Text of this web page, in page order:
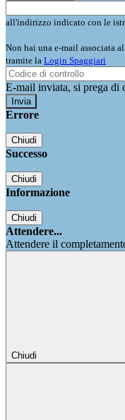
all'indirizzo indicato con le
Non hai una e-mail associata
tramite la Login Spaggiari
E-mail inviata, si prega di
Errore
Chiudi
Successo
Chiudi
Informazione
Chiudi
Attendere...
Attendere il
Chiudi